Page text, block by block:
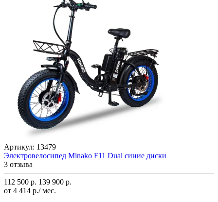
Артикул: 13479
Электровелосипед Minako F11 Dual синие диски
3 отзыва
112 500 р. 139 900 р.
от 4 414 р./ мес.